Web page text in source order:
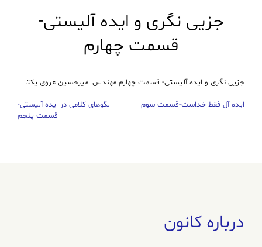
جزیی نگری و ایده آلیستی-
قسمت چهارم
جزیی نگری و ایده آلیستی- قسمت چهارم مهندس امیرحسین غروی یکتا
راهبری
ایده آل فقط خداست-قسمت سوم
الگوهای کلامی در ایده آلیستی-
قسمت پنجم
درباره کانون